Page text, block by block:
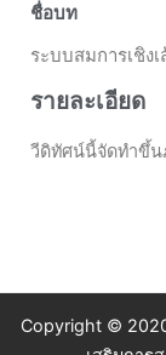
ชื่อบท
ระบบสมการเชิง
รายละเอียด
วีดิทัศน์นี้จัดทำขึ้น
Copyright ©